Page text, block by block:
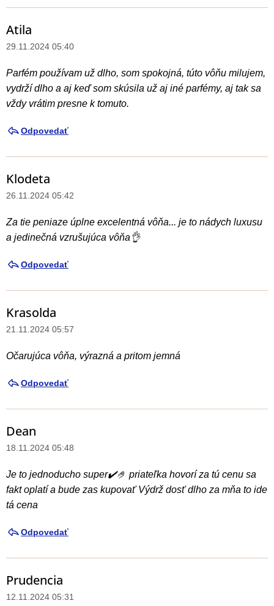
Atila
29.11.2024 05:40
Parfém používam už dlho, som spokojná, túto vôňu milujem,
vydrží dlho a aj keď som skúsila už aj iné parfémy, aj tak sa
vždy vrátim presne k tomuto.
Odpovedať
Klodeta
26.11.2024 05:42
Za tie peniaze úplne excelentná vôňa... je to nádych luxusu
a jedinečná vzrušujúca vôňa👌
Odpovedať
Krasolda
21.11.2024 05:57
Očarujúca vôňa, výrazná a pritom jemná
Odpovedať
Dean
18.11.2024 05:48
Je to jednoducho super✔️🤌 priateľka hovorí za tú cenu sa
fakt oplatí a bude zas kupovať Výdrž dosť dlho za mňa to ide
tá cena
Odpovedať
Prudencia
12.11.2024 05:31